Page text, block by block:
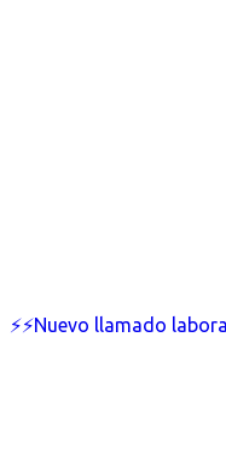
⚡⚡Nuevo llamado